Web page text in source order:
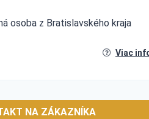
osoba z Bratislavského kraja
Viac
NA ZÁKAZNÍKA